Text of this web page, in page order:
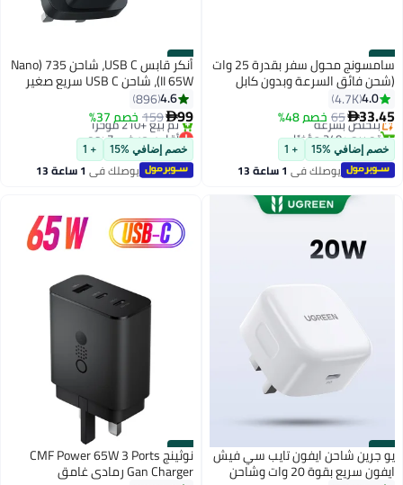
#11 سامسونج محول سفر بقدرة 25 وات
(شحن فائق السرعة وبدون كابل
USB) أسود4.0
4.7K
33.45
65 خصم 48%بتخلّص بسرعة
تم بيع +240 مؤخرًا
بتخلّص بسرعة
خصم إضافي %15 + 1
يوصلك في 1 ساعة 13
دقيقة
#12 أنكر قابس USB C، شاحن 735 (Nano
II 65W)، شاحن USB C سريع صغير
الحجم PPS 3 منافذ لأجهزة
MacBook Pro/Air، iPad Pro، Galaxy
S20/S10، Dell XPS 13، Note
وSteam Deck والمزيد باللون الأسود
4.6
896
99
159 خصم 37%
أقل سعر في 7 يوم
باقي 10 وحدات في المخزون
تم بيع +210 مؤخرًا
أقل سعر في 7 يوم
خصم إضافي %15 + 1
يوصلك في 1 ساعة 13
دقيقة
#13
يو جرين شاحن ايفون تايب سي فيش
ايفون سريع بقوة 20 وات وشاحن
#14 نوثينج CMF Power 65W 3 Ports
Gan Charger رمادي غامق